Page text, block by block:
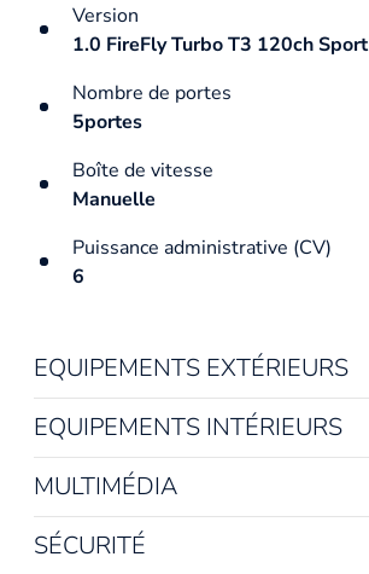
Version
1.0 FireFly Turbo T3 120ch Sport
Nombre de portes
5portes
Boîte de vitesse
Manuelle
Puissance administrative (CV)
6
EQUIPEMENTS EXTÉRIEURS
EQUIPEMENTS INTÉRIEURS
MULTIMÉDIA
SÉCURITÉ